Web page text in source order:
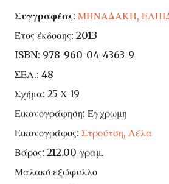
Συγγραφέας: ΜΗΝΑΔΑΚΗ,
Έτος έκδοσης: 2013
ISBN: 978-960-04-4363-9
ΣΕΛ.: 48
Σχήμα: 25 Χ 19
Εικονογράφηση: Έγχρωμη
Εικονογράφος: Στρούτση, Λέλα
Βάρος: 212.00 γραμ.
Μαλακό εξώφυλλο